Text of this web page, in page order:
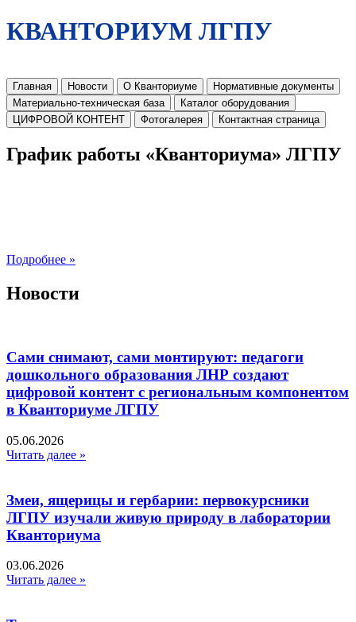
КВАНТОРИУМ ЛГПУ
Главная Новости О Кванториуме
Нормативные документы
Материально-техническая база
Каталог оборудования
ЦИФРОВОЙ КОНТЕНТ
Фотогалерея Контактная страница
График работы «Кванториума» ЛГПУ
Подробнее »
Новости
Сами снимают, сами монтируют: педагоги
дошкольного образования ЛНР создают
цифровой контент с региональным компонентом
в Кванториуме ЛГПУ​
05.06.2026
Читать далее »
Змеи, ящерицы и гербарии: первокурсники
ЛГПУ изучали живую природу в лаборатории
Кванториума
03.06.2026
Читать далее »